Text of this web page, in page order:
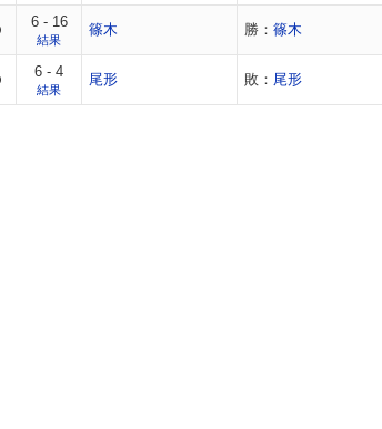
6 - 16
結果
篠木 勝： 篠木
6 - 4
結果
尾形 敗： 尾形